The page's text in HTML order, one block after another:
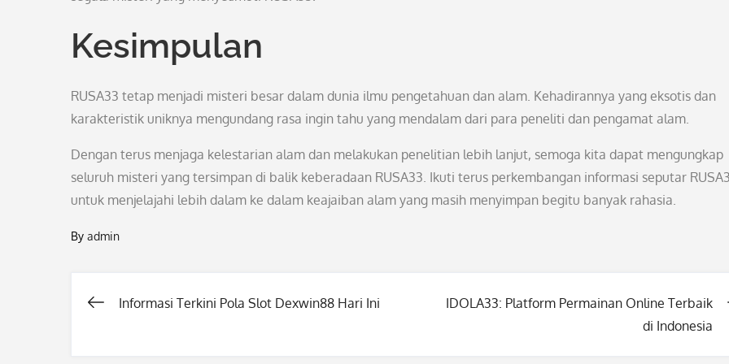
Kesimpulan
RUSA33 tetap menjadi misteri besar dalam dunia ilmu pengetahuan dan alam. Kehadirannya yang eksotis dan
karakteristik uniknya mengundang rasa ingin tahu yang mendalam dari para peneliti dan pengamat alam.
Dengan terus menjaga kelestarian alam dan melakukan penelitian lebih lanjut, semoga kita dapat mengungkap
seluruh misteri yang tersimpan di balik keberadaan RUSA33. Ikuti terus perkembangan informasi seputar
untuk menjelajahi lebih dalam ke dalam keajaiban alam yang masih menyimpan begitu banyak rahasia.
By admin
Post
Informasi Terkini Pola Slot Dexwin88 Hari Ini
IDOLA33: Platform Permainan Online Terbaik
di Indonesia